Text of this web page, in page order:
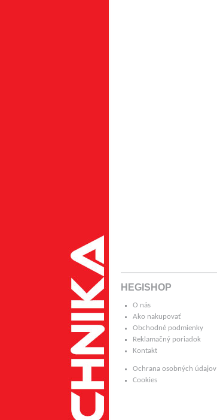
HEGISHOP
O nás
Ako nakupovať
Obchodné podmienky
Reklamačný poriadok
Kontakt
Ochrana osobných údajov
Cookies